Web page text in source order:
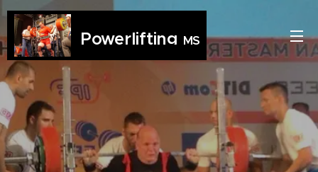
Powerlifting MS